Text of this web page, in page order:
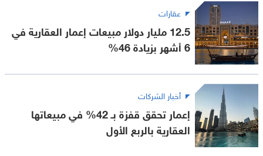
عقارات
12.5 مليار دولار مبيعات إعمار العقارية في
6 أشهر بزيادة 46%
أخبار الشركات
إعمار تحقق قفزة بـ 42% في مبيعاتها
العقارية بالربع الأول